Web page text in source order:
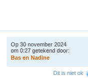
Op 30 november 2024
om 0:27 getekend door:
Bas en Nadine
Dit is niet ok